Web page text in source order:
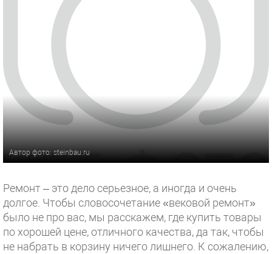
Автор фото: steinbau.ru
Ремонт – это дело серьезное, а иногда и очень
долгое. Чтобы словосочетание «вековой ремонт»
было не про вас, мы расскажем, где купить товары
по хорошей цене, отличного качества, да так, чтобы
не набрать в корзину ничего лишнего. К сожалению,